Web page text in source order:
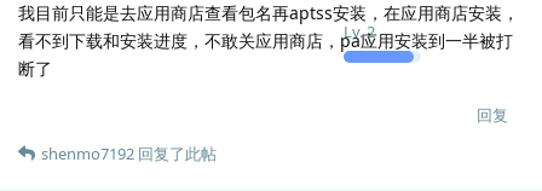
Lv.2
我目前只能是去应用商店查看包名再aptss安装，在应用商店安装，
看不到下载和安装进度，不敢关应用商店，pa应用安装到一半被打
断了
回复
shenmo7192 回复了此帖